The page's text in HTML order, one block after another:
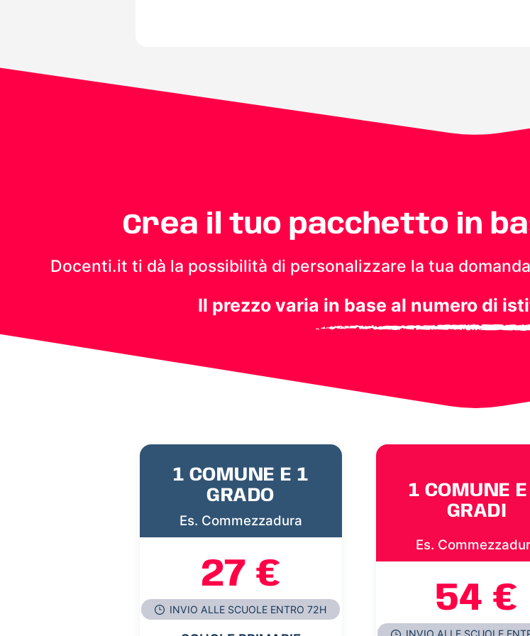
Crea il tuo pacchetto in
Docenti.it ti dà la possibilità di personalizzare la tua
Il prezzo varia in base al numero di
1 COMUNE E 1
GRADO
Es. Commezzadura
27 €
INVIO ALLE SCUOLE ENTRO 72H
1 COMUNE
GRADI
Es.
54 €